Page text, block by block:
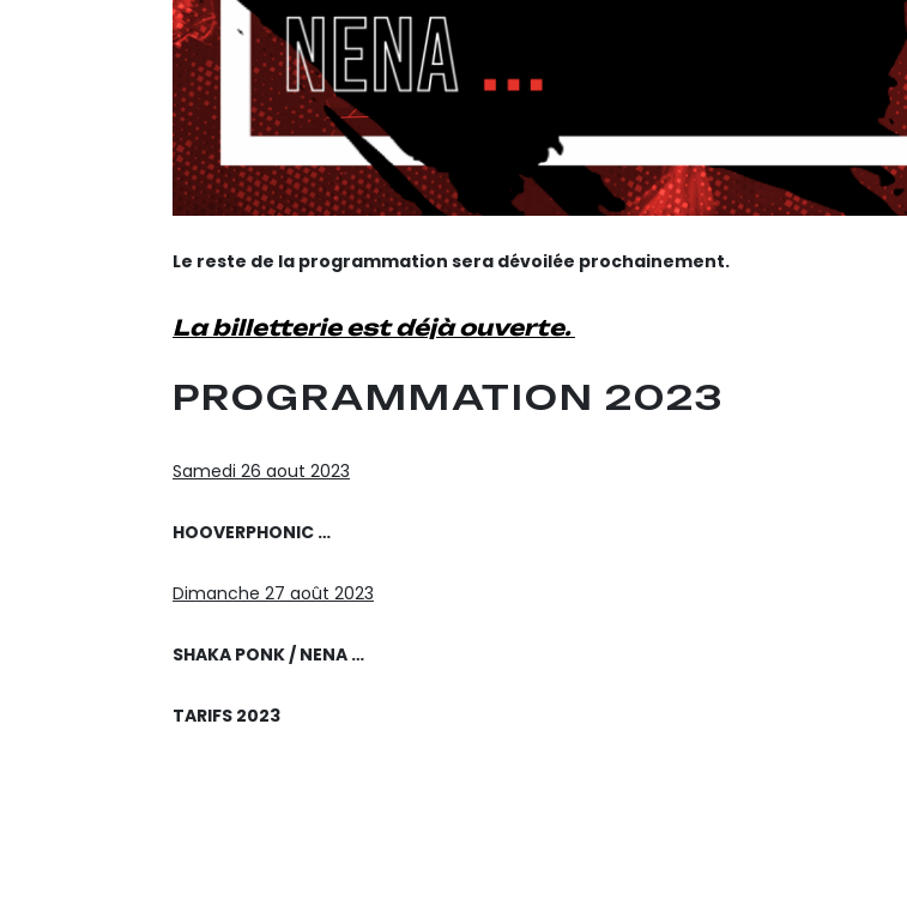
Le reste de la programmation sera dévoilée prochainement.
La billetterie est déjà ouverte.
PROGRAMMATION 2023
Samedi 26 aout 2023
HOOVERPHONIC …
Dimanche 27 août 2023
SHAKA PONK / NENA …
TARIFS 2023